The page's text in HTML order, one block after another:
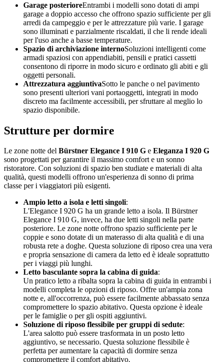
Garage posterioreEntrambi i modelli sono dotati di ampi
garage a doppio accesso che offrono spazio sufficiente per gli
arredi da campeggio e per le attrezzature più varie. I garage
sono illuminati e parzialmente riscaldati, il che li rende ideali
per l'uso anche a basse temperature.
Spazio di archiviazione internoSoluzioni intelligenti come
armadi spaziosi con appendiabiti, pensili e pratici cassetti
consentono di riporre in modo sicuro e ordinato gli abiti e gli
oggetti personali.
Attrezzatura aggiuntivaSotto le panche o nel pavimento
sono presenti ulteriori vani portaoggetti, integrati in modo
discreto ma facilmente accessibili, per sfruttare al meglio lo
spazio disponibile.
Strutture per dormire
Le zone notte del Bürstner Elegance I 910 G e Eleganza I 920 G
sono progettati per garantire il massimo comfort e un sonno
ristoratore. Con soluzioni di spazio ben studiate e materiali di alta
qualità, questi modelli offrono un'esperienza di sonno di prima
classe per i viaggiatori più esigenti.
Ampio letto a isola e letti singoli:
L'Elegance I 920 G ha un grande letto a isola. Il Bürstner
Elegance I 910 G, invece, ha due letti singoli nella parte
posteriore. Le zone notte offrono spazio sufficiente per le
coppie e sono dotate di un materasso di alta qualità e di una
robusta rete a doghe. Questa soluzione di riposo crea una vera
e propria sensazione di camera da letto ed è ideale soprattutto
per i viaggi più lunghi.
Letto basculante sopra la cabina di guida:
Un pratico letto a ribalta sopra la cabina di guida in entrambi i
modelli completa le opzioni di riposo. Offre un'ampia zona
notte e, all'occorrenza, può essere facilmente abbassato senza
compromettere lo spazio abitativo. Questa opzione è ideale
per le famiglie o per gli ospiti aggiuntivi.
Soluzione di riposo flessibile per gruppi di sedute:
L'area salotto può essere trasformata in un posto letto
aggiuntivo, se necessario. Questa soluzione flessibile è
perfetta per aumentare la capacità di dormire senza
compromettere il comfort abitativo.